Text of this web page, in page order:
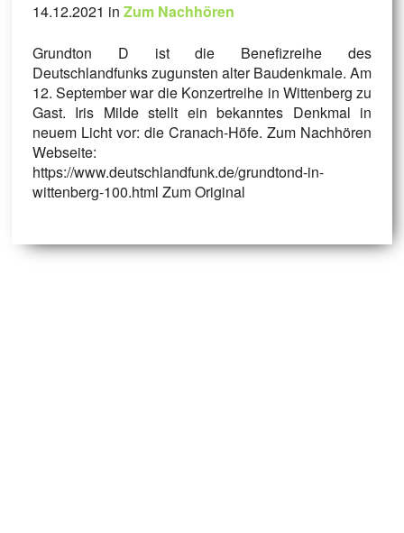
14.12.2021 in Zum Nachhören
Grundton D ist die Benefizreihe des
Deutschlandfunks zugunsten alter Baudenkmale. Am
12. September war die Konzertreihe in Wittenberg zu
Gast. Iris Milde stellt ein bekanntes Denkmal in
neuem Licht vor: die Cranach-Höfe. Zum Nachhören
Webseite:
https://www.deutschlandfunk.de/grundtond-in-
wittenberg-100.html Zum Original